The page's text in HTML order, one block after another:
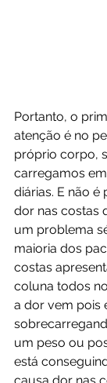
Portanto, o
atenção é no
próprio corpo,
carregamos
diárias. E não
dor nas costas
um problema
maioria dos
costas
coluna todos
a dor vem pois
um peso ou
está